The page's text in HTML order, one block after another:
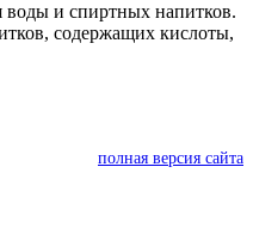
воды и спиртных напитков.
содержащих кислоты,
полная версия сайта